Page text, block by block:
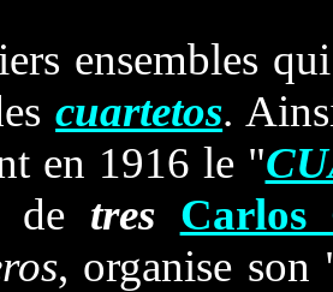
ensembles
cuartetos.
en 1916 le "
de tres Carlos
, organise son